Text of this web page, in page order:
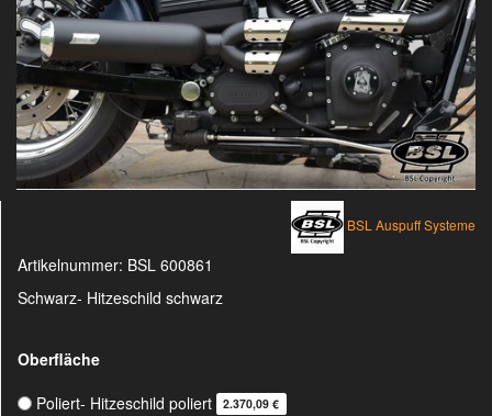
BSL Auspuff Systeme
Artikelnummer: BSL 600861
Schwarz- Hitzeschild schwarz
Oberfläche
Poliert- Hitzeschild poliert
2.370,09 €